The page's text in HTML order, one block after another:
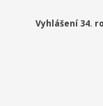
Vyhlášení 34.